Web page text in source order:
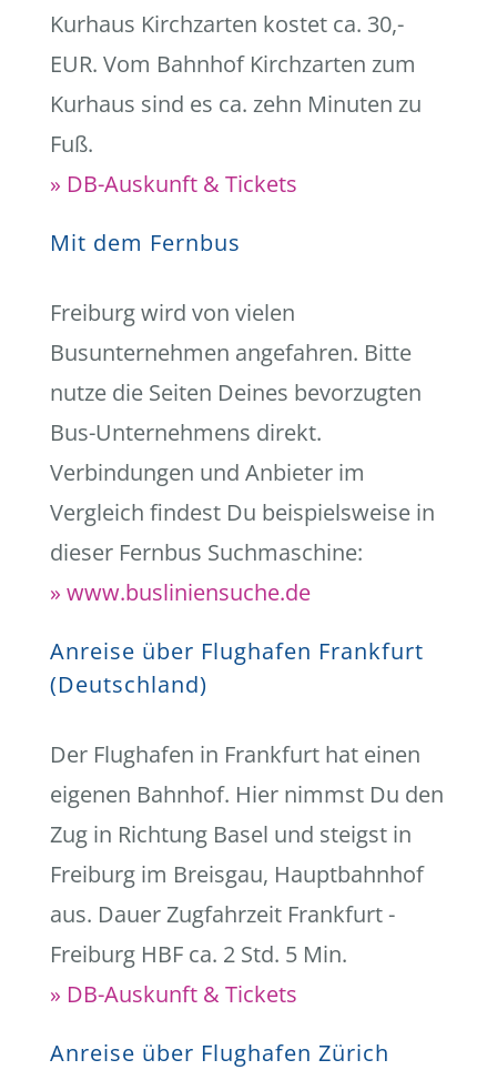
Kurhaus Kirchzarten kostet ca. 30,-
EUR. Vom Bahnhof Kirchzarten zum
Kurhaus sind es ca. zehn Minuten zu
Fuß.
» DB-Auskunft & Tickets
Mit dem Fernbus
Freiburg wird von vielen
Busunternehmen angefahren. Bitte
nutze die Seiten Deines bevorzugten
Bus-Unternehmens direkt.
Verbindungen und Anbieter im
Vergleich findest Du beispielsweise in
dieser Fernbus Suchmaschine:
» www.busliniensuche.de
Anreise über Flughafen Frankfurt
(Deutschland)
Der Flughafen in Frankfurt hat einen
eigenen Bahnhof. Hier nimmst Du den
Zug in Richtung Basel und steigst in
Freiburg im Breisgau, Hauptbahnhof
aus. Dauer Zugfahrzeit Frankfurt -
Freiburg HBF ca. 2 Std. 5 Min.
» DB-Auskunft & Tickets
Anreise über Flughafen Zürich